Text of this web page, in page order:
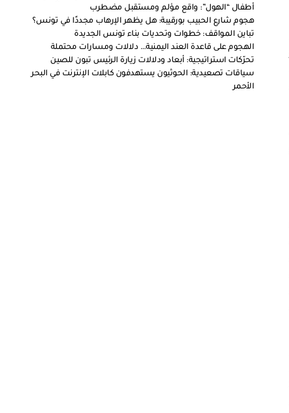
أطفال “الهول”: واقع مؤلم ومستقبل مضطرب
هجوم شارع الحبيب بورقيبة: هل يظهر الإرهاب مجددًا في تونس؟
تباين المواقف: خطوات وتحديات بناء تونس الجديدة
الهجوم على قاعدة العند اليمنية… دلالات ومسارات محتملة
تحرّكات استراتيجية: أبعاد ودلالات زيارة الرئيس تبون للصين
سياقات تصعيدية: الحوثيون يستهدفون كابلات الإنترنت في البحر
الأحمر